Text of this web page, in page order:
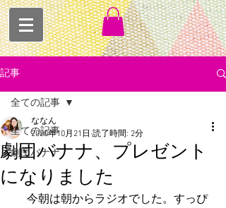
記事
全ての記事
劇団バナナ
全ての記事
劇団バナナ、プレゼント
になりました
ななん
2020年10月21日 読了時間: 2分